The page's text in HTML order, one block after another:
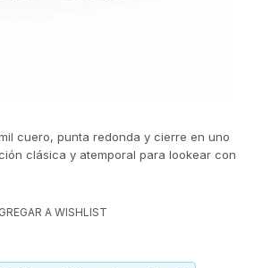
cuero, punta redonda y cierre en uno
clásica y atemporal para lookear con